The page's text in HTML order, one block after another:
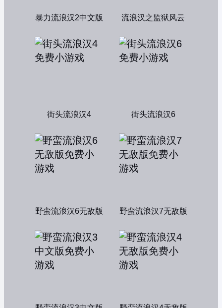
暴力流浪汉2中文版 流浪汉之监狱风云
街头流浪汉4 街头流浪汉6
野蛮流浪汉6无敌版 野蛮流浪汉7无敌版